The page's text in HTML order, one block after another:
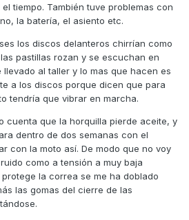
tiempo. También tuve problemas con
la batería, el asiento etc.
los discos delanteros chirrían como
pastillas rozan y se escuchan en
al taller y lo mas que hacen es
a los discos porque dicen que para
tendría que vibrar en marcha.
cuenta que la horquilla pierde aceite, y
dentro de dos semanas con el
con la moto así. De modo que no voy
como a tensión a muy baja
la correa se me ha doblado
las gomas del cierre de las